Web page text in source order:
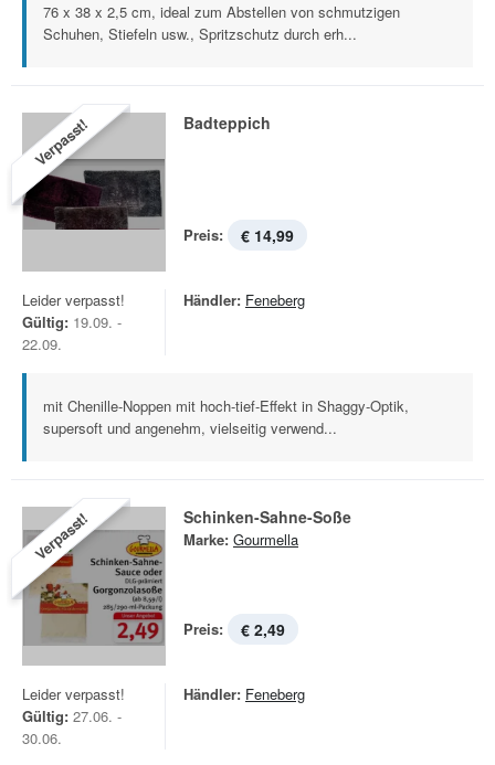
76 x 38 x 2,5 cm, ideal zum Abstellen von schmutzigen
Schuhen, Stiefeln usw., Spritzschutz durch erh...
Verpasst! Badteppich
Preis: € 14,99
Leider verpasst!
Gültig: 19.09. -
22.09.
Händler: Feneberg
mit Chenille-Noppen mit hoch-tief-Effekt in Shaggy-Optik,
supersoft und angenehm, vielseitig verwend...
Verpasst! Schinken-Sahne-Soße
Marke: Gourmella
Preis: € 2,49
Leider verpasst!
Gültig: 27.06. -
30.06.
Händler: Feneberg